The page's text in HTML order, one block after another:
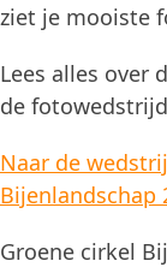
ziet je mooiste
Lees alles over
de
Naar de
Bijenlandschap
Groene cirkel